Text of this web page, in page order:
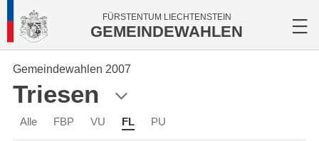
FÜRSTENTUM LIECHTENSTEIN
GEMEINDEWAHLEN
Gemeindewahlen 2007
Triesen
Alle FBP VU FL PU